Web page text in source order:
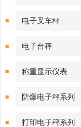
电子叉车秤
电子台秤
称重显示仪表
防爆电子秤系列
打印电子秤系列